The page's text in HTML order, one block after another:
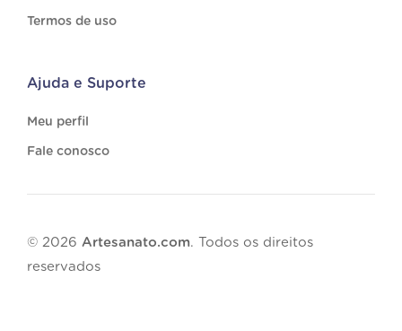
Termos de uso
Ajuda e Suporte
Meu perfil
Fale conosco
© 2026 Artesanato.com. Todos os direitos
reservados